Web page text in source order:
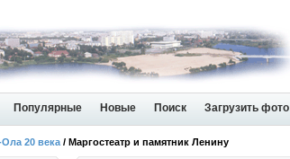
Популярные Новые Поиск Загрузить фото
20 века / Маргостеатр и памятник Ленину